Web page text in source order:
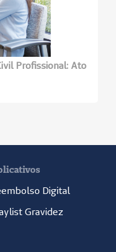
Profissional: Ato
Digital
Gravidez